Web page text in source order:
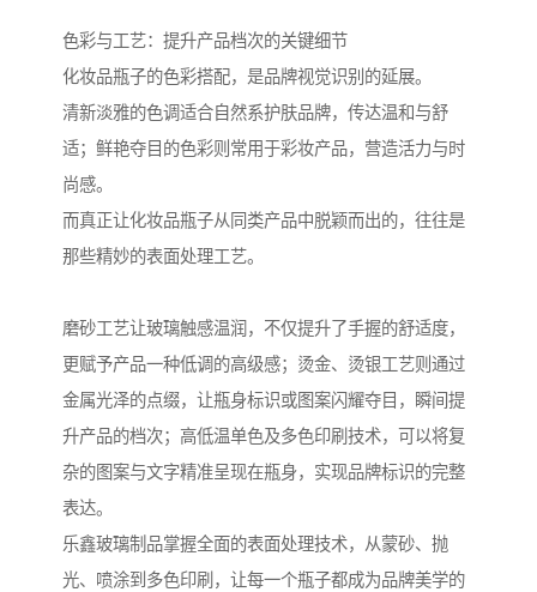
色彩与工艺：提升产品档次的关键细节
化妆品瓶子的色彩搭配，是品牌视觉识别的延展。
清新淡雅的色调适合自然系护肤品牌，传达温和与舒
适；鲜艳夺目的色彩则常用于彩妆产品，营造活力与时
尚感。
而真正让化妆品瓶子从同类产品中脱颖而出的，往往是
那些精妙的表面处理工艺。
磨砂工艺让玻璃触感温润，不仅提升了手握的舒适度，
更赋予产品一种低调的高级感；烫金、烫银工艺则通过
金属光泽的点缀，让瓶身标识或图案闪耀夺目，瞬间提
升产品的档次；高低温单色及多色印刷技术，可以将复
杂的图案与文字精准呈现在瓶身，实现品牌标识的完整
表达。
乐鑫玻璃制品掌握全面的表面处理技术，从蒙砂、抛
光、喷涂到多色印刷，让每一个瓶子都成为品牌美学的